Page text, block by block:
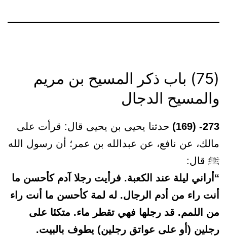
(75) باب ذكر المسيح بن مريم
والمسيح الدجال
273- (169)
حدثنا يحيى بن يحيى قال: قرأت على
مالك، عن نافع، عن عبدالله بن عمر؛ أن رسول الله
ﷺ قال:
“أراني ليلة عند الكعبة. فرأيت رجلا آدم كأحسن ما
أنت راء من أدم الرجال. له لمة كأحسن ما أنت راء
من اللمم. قد رجلها فهي تقطر ماء. متكئا على
رجلين (أو على عواتق رجلين) يطوف بالبيت.